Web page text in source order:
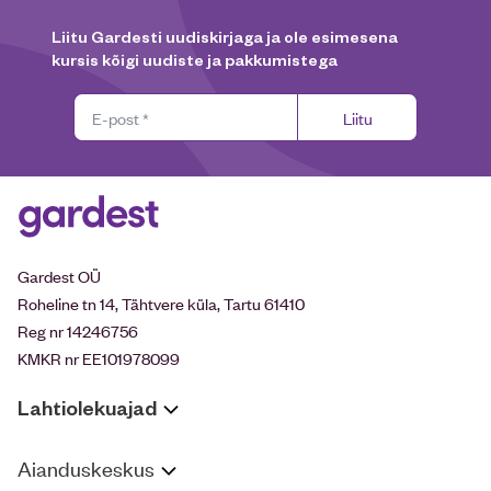
Liitu Gardesti uudiskirjaga ja ole esimesena
kursis kõigi uudiste ja pakkumistega
Liitu
Gardest OÜ
Roheline tn 14, Tähtvere küla, Tartu 61410
Reg nr 14246756
KMKR nr EE101978099
Lahtiolekuajad
Aianduskeskus